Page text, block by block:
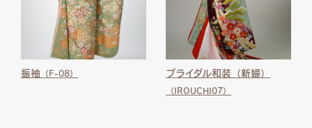
振袖 （F-08） ブライダル和装（新婦）
（IROUCHI07）